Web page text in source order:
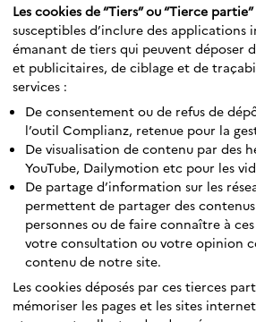
Les cookies de “Tiers” ou “Tierce partie”
susceptibles d’inclure des applications
émanant de tiers qui peuvent déposer
et publicitaires, de ciblage et de
services :
De consentement ou de refus de
l’outil Complianz, retenue pour la
De visualisation de contenu par des
YouTube, Dailymotion etc pour les
De partage d’information sur les
permettent de partager des contenus
personnes ou de faire connaître à
votre consultation ou votre opinion
contenu de notre site.
Les cookies déposés par ces tierces
mémoriser les pages et les sites